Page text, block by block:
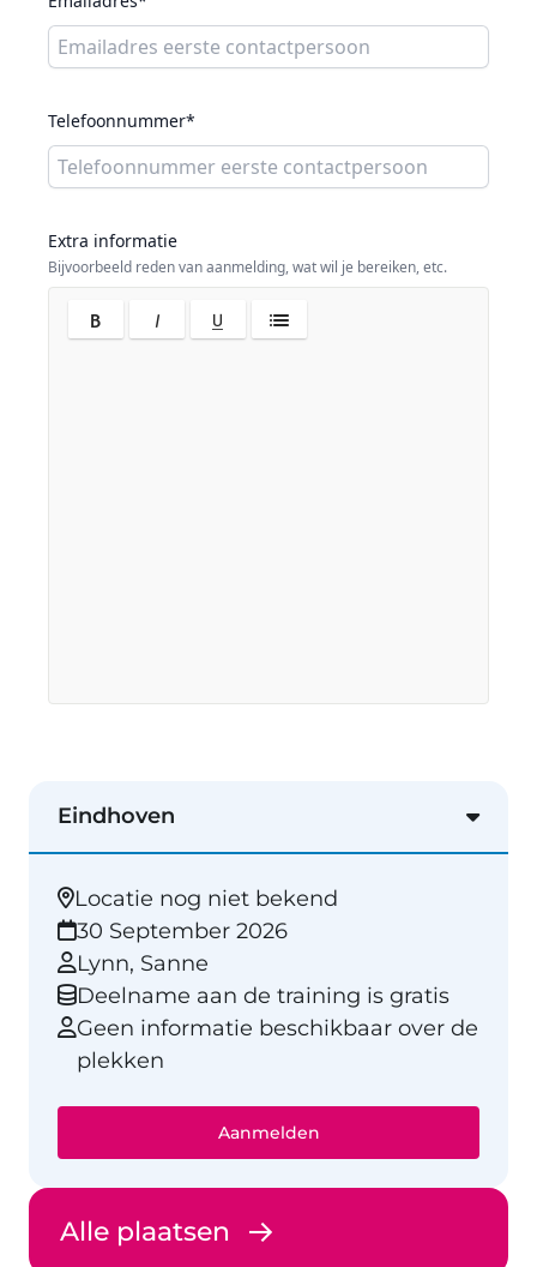
Eindhoven
Locatie nog niet bekend
30 September 2026
Lynn, Sanne
Deelname aan de training is gratis
Geen informatie beschikbaar over de
plekken
Aanmelden
Alle plaatsen